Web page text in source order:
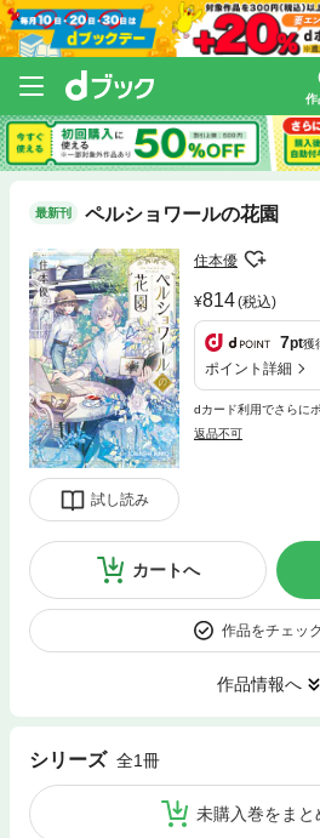
作
最新刊 ペルショワールの花園
試し読み
住本優
814(税込)
7pt獲
ポイント詳細
dカード利用でさらに
返品不可
カートへ
作品をチェッ
作品情報へ
シリーズ 全1冊
未購入巻をまと